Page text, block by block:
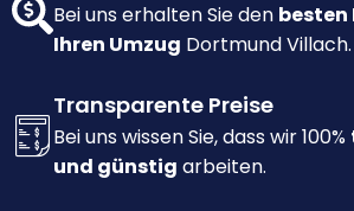
Bei uns erhalten Sie den besten
Ihren Umzug Dortmund Villach.
Transparente Preise
Bei uns wissen Sie, dass wir 100%
und günstig arbeiten.